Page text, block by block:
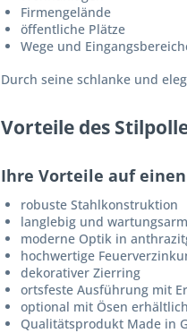
Firmengelände
öffentliche Plätze
Wege und
Durch seine schlanke und
Vorteile des
Ihre Vorteile auf
robuste Stahlkonstruktion
langlebig und wartungsarm
moderne Optik in
hochwertige
dekorativer Zierring
ortsfeste Ausführung mit
optional mit Ösen erhältlich
Qualitätsprodukt Made in